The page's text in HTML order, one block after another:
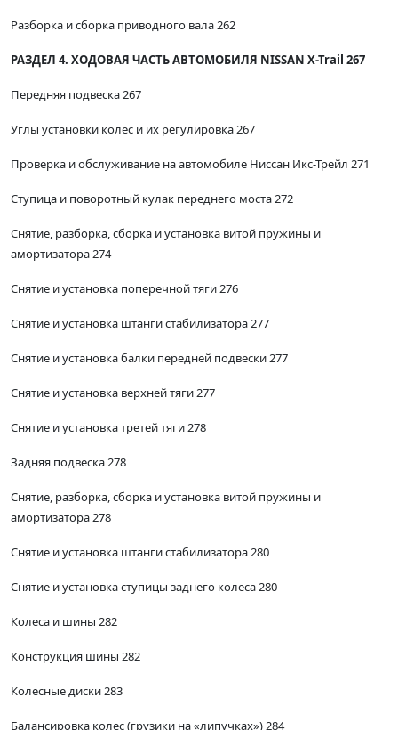
Разборка и сборка приводного вала 262
РАЗДЕЛ 4. ХОДОВАЯ ЧАСТЬ АВТОМОБИЛЯ NISSAN X-Trail 267
Передняя подвеска 267
Углы установки колес и их регулировка 267
Проверка и обслуживание на автомобиле Ниссан Икс-Трейл 271
Ступица и поворотный кулак переднего моста 272
Снятие, разборка, сборка и установка витой пружины и
амортизатора 274
Снятие и установка поперечной тяги 276
Снятие и установка штанги стабилизатора 277
Снятие и установка балки передней подвески 277
Снятие и установка верхней тяги 277
Снятие и установка третей тяги 278
Задняя подвеска 278
Снятие, разборка, сборка и установка витой пружины и
амортизатора 278
Снятие и установка штанги стабилизатора 280
Снятие и установка ступицы заднего колеса 280
Колеса и шины 282
Конструкция шины 282
Колесные диски 283
Балансировка колес (грузики на «липучках») 284